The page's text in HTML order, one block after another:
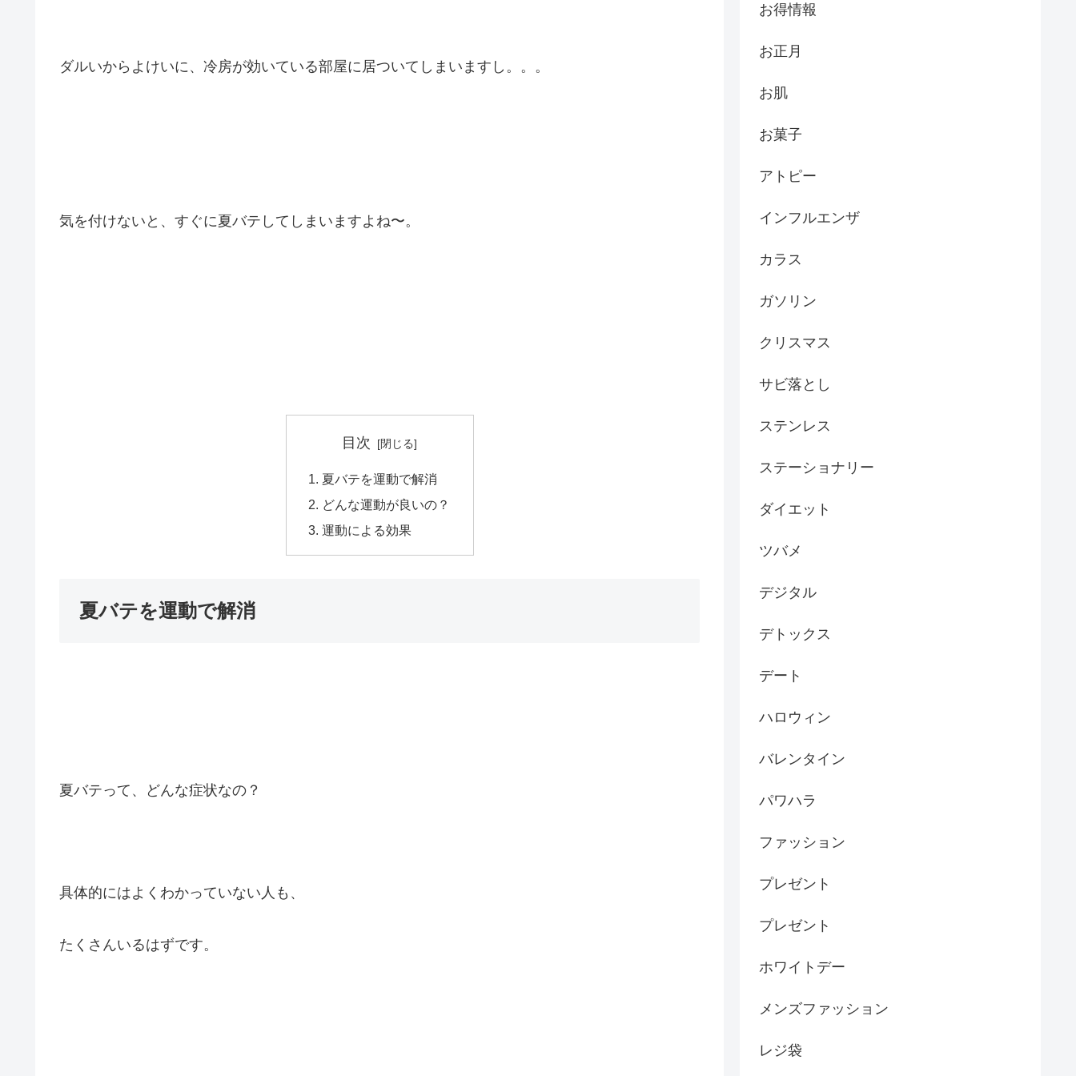
ダルいからよけいに、冷房が効いている部屋に居ついてしまいますし。。。
気を付けないと、すぐに夏バテしてしまいますよね〜。
目次
夏バテを運動で解消
どんな運動が良いの？
運動による効果
夏バテを運動で解消
夏バテって、どんな症状なの？
具体的にはよくわかっていない人も、
たくさんいるはずです。
お得情報
お正月
お肌
お菓子
アトピー
インフルエンザ
カラス
ガソリン
クリスマス
サビ落とし
ステンレス
ステーショナリー
ダイエット
ツバメ
デジタル
デトックス
デート
ハロウィン
バレンタイン
パワハラ
ファッション
プレゼント
プレゼント
ホワイトデー
メンズファッション
レジ袋